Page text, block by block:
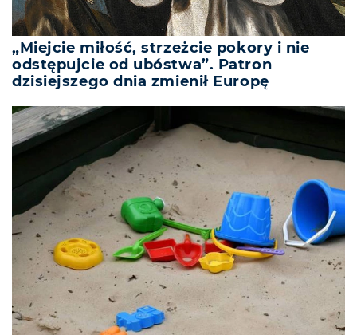
„Miejcie miłość, strzeżcie pokory i nie
odstępujcie od ubóstwa”. Patron
dzisiejszego dnia zmienił Europę